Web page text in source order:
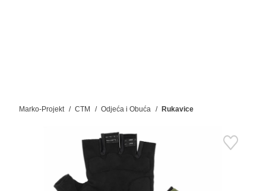
Marko-Projekt CTM Odjeća i Obuća Rukavice